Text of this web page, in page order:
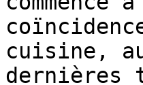
cuisine,
dernières